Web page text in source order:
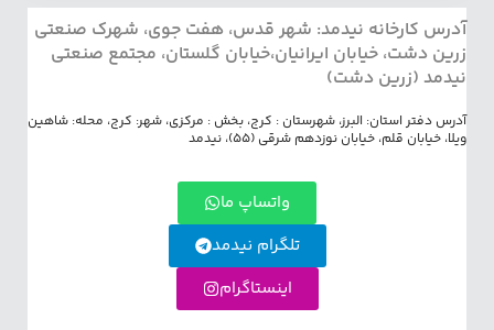
آدرس کارخانه نیدمد: شهر قدس، هفت جوی، شهرک صنعتی
زرین دشت، خیابان ایرانیان،خیابان گلستان، مجتمع صنعتی
نیدمد (زرین دشت)
آدرس دفتر استان: البرز، شهرستان : کرج، بخش : مرکزی، شهر: کرج، محله: شاهین
ویلا، خیابان قلم، خیابان نوزدهم شرقی (55)، نیدمد
واتساپ ما
تلگرام نیدمد
اینستاگرام